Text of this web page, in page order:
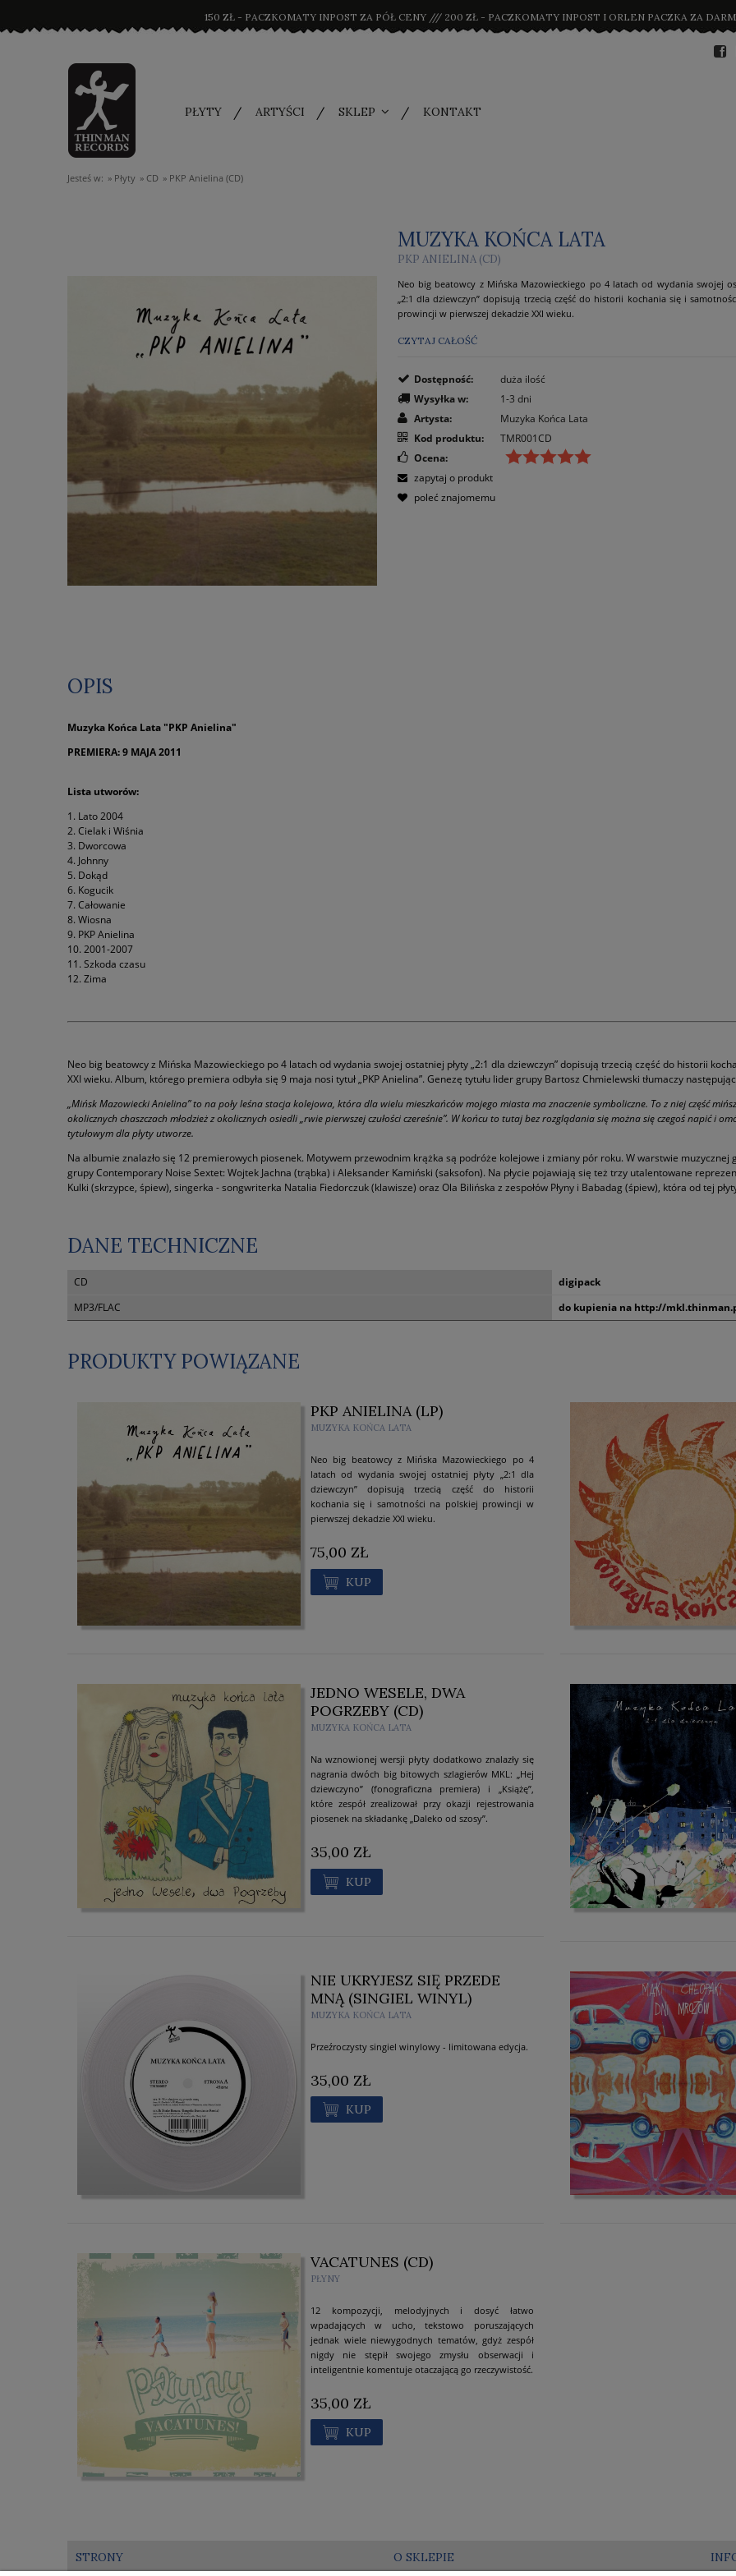
150 ZŁ - PACZKOMATY INPOST ZA PÓŁ CENY /// 200 ZŁ - PACZKOMATY INPOST I ORLEN PACZKA ZA
PŁYTY ARTYŚCI SKLEP KONTAKT
Jesteś w: » Płyty » CD » PKP Anielina (CD)
MUZYKA KOŃCA LATA
PKP ANIELINA (CD)
Neo big beatowcy z Mińska Mazowieckiego po 4 latach od wydania swojej
„2:1 dla dziewczyn” dopisują trzecią część do historii kochania się i
prowincji w pierwszej dekadzie XXI wieku.
CZYTAJ CAŁOŚĆ
Dostępność:
duża ilość
Wysyłka w:
1-3 dni
Artysta:
Muzyka Końca Lata
Kod produktu:
TMR001CD
Ocena:
zapytaj o produkt
poleć znajomemu
OPIS
Muzyka Końca Lata "PKP Anielina"
PREMIERA: 9 MAJA 2011
Lista utworów:
1. Lato 2004
2. Cielak i Wiśnia
3. Dworcowa
4. Johnny
5. Dokąd
6. Kogucik
7. Całowanie
8. Wiosna
9. PKP Anielina
10. 2001-2007
11. Szkoda czasu
12. Zima
Neo big beatowcy z Mińska Mazowieckiego po 4 latach od wydania swojej ostatniej płyty „2:1 dla dziewczyn” dopisują trzecią część do historii
XXI wieku. Album, którego premiera odbyła się 9 maja nosi tytuł „PKP Anielina”. Genezę tytułu lider grupy Bartosz Chmielewski tłumaczy
„Mińsk Mazowiecki Anielina” to na poły leśna stacja kolejowa, która dla wielu mieszkańców mojego miasta ma znaczenie symboliczne. To z niej część
okolicznych chaszczach młodzież z okolicznych osiedli „rwie pierwszej czułości czereśnie”. W końcu to tutaj bez rozglądania się można się czegoś napić i
tytułowym dla płyty utworze.
Na albumie znalazło się 12 premierowych piosenek. Motywem przewodnim krążka są podróże kolejowe i zmiany pór roku. W warstwie muzycznej
grupy Contemporary Noise Sextet: Wojtek Jachna (trąbka) i Aleksander Kamiński (saksofon). Na płycie pojawiają się też trzy utalentowane
Kulki (skrzypce, śpiew), singerka - songwriterka Natalia Fiedorczuk (klawisze) oraz Ola Bilińska z zespołów Płyny i Babadag (śpiew), która od tej
DANE TECHNICZNE
CD
digipack
MP3/FLAC
do kupienia na http://
PRODUKTY POWIĄZANE
PKP ANIELINA (LP)
MUZYKA KOŃCA LATA
Neo big beatowcy z Mińska Mazowieckiego po 4
latach od wydania swojej ostatniej płyty „2:1 dla
dziewczyn” dopisują trzecią część do historii
kochania się i samotności na polskiej prowincji w
pierwszej dekadzie XXI wieku.
75,00 ZŁ
KUP
JEDNO WESELE, DWA
POGRZEBY (CD)
MUZYKA KOŃCA LATA
Na wznowionej wersji płyty dodatkowo znalazły się
nagrania dwóch big bitowych szlagierów MKL: „Hej
dziewczyno” (fonograficzna premiera) i „Książę”,
które zespół zrealizował przy okazji rejestrowania
piosenek na składankę „Daleko od szosy”.
35,00 ZŁ
KUP
NIE UKRYJESZ SIĘ PRZEDE
MNĄ (SINGIEL WINYL)
MUZYKA KOŃCA LATA
Przeźroczysty singiel winylowy - limitowana edycja.
35,00 ZŁ
KUP
VACATUNES (CD)
PŁYNY
12 kompozycji, melodyjnych i dosyć łatwo
wpadających w ucho, tekstowo poruszających
jednak wiele niewygodnych tematów, gdyż zespół
nigdy nie stępił swojego zmysłu obserwacji i
inteligentnie komentuje otaczającą go rzeczywistość.
35,00 ZŁ
KUP
STRONY O SKLEPIE